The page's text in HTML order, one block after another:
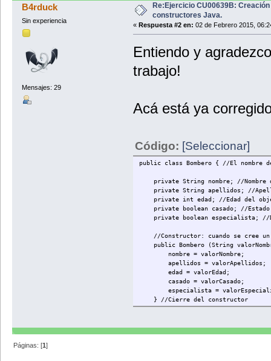
B4rduck
Sin experiencia
Mensajes: 29
Re:Ejercicio CU00639B: Creación
constructores Java.
« Respuesta #2 en: 02 de Febrero 2015,
Entiendo y
trabajo!
Acá está ya
Código: [Seleccionar]
public class Bombero { //El nombre
private String nombre; //Nombre
private String apellidos; //
private int edad; //Edad del
private boolean casado; //Estado
private boolean especialista; //
//Constructor: cuando se cree un
public Bombero (String
nombre = valorNombre;
apellidos = valorApellidos;
edad = valorEdad;
casado = valorCasado;
especialista =
} //Cierre del constructor
public void setNombre (String
nombre = valorNombre;
Páginas: [1]